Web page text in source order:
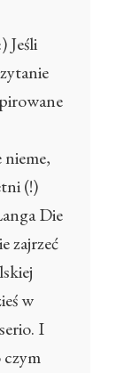
Jeśli
nieme,
(!)
Die
zajrzeć
w
I
czym